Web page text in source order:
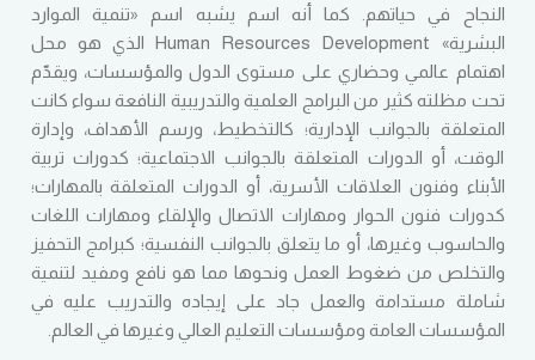
النجاح في حياتهم. كما أنه اسم يشبه اسم «تنمية الموارد
البشرية» Human Resources Development الذي هو محل
اهتمام عالمي وحضاري على مستوى الدول والمؤسسات، ويقدّم
تحت مظلته كثير من البرامج العلمية والتدريبية النافعة سواء كانت
المتعلقة بالجوانب الإدارية؛ كالتخطيط، ورسم الأهداف، وإدارة
الوقت، أو الدورات المتعلقة بالجوانب الاجتماعية؛ كدورات تربية
الأبناء وفنون العلاقات الأسرية، أو الدورات المتعلقة بالمهارات؛
كدورات فنون الحوار ومهارات الاتصال والإلقاء ومهارات اللغات
والحاسوب وغيرها، أو ما يتعلق بالجوانب النفسية؛ كبرامج التحفيز
والتخلص من ضغوط العمل ونحوها مما هو نافع ومفيد لتنمية
شاملة مستدامة والعمل جاد على إيجاده والتدريب عليه في
المؤسسات العامة ومؤسسات التعليم العالي وغيرها في العالم.